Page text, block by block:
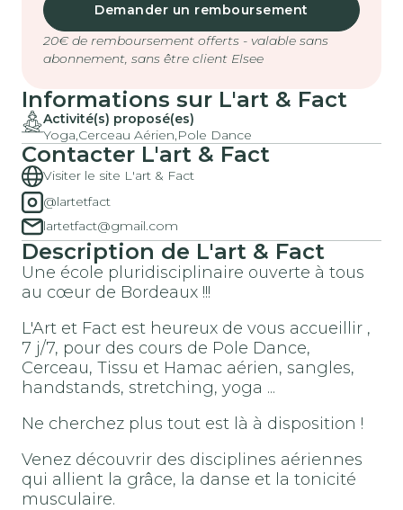
Demander un remboursement
20€ de remboursement offerts - valable sans
abonnement, sans être client Elsee
Informations sur L'art & Fact
Activité(s) proposé(es)
Yoga,Cerceau Aérien,Pole Dance
Contacter L'art & Fact
Visiter le site L'art & Fact
@lartetfact
lartetfact@gmail.com
Description de L'art & Fact
Une école pluridisciplinaire ouverte à tous
au cœur de Bordeaux !!!
L'Art et Fact est heureux de vous accueillir ,
7 j/7, pour des cours de Pole Dance,
Cerceau, Tissu et Hamac aérien, sangles,
handstands, stretching, yoga ...
Ne cherchez plus tout est là à disposition !
Venez découvrir des disciplines aériennes
qui allient la grâce, la danse et la tonicité
musculaire.